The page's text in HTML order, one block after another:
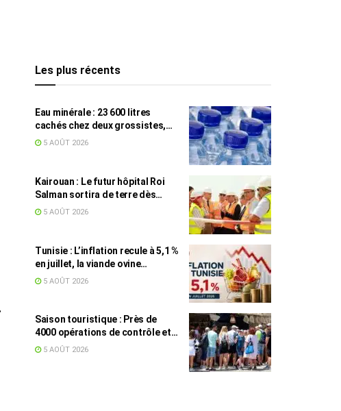
Les plus récents
Eau minérale : 23 600 litres
cachés chez deux grossistes,
les tensions persistent
5 AOÛT 2026
Kairouan : Le futur hôpital Roi
Salman sortira de terre dès
septembre
5 AOÛT 2026
Tunisie : L’inflation recule à 5,1 %
en juillet, la viande ovine
toujours en tête des hausses
5 AOÛT 2026
Saison touristique : Près de
4000 opérations de contrôle et
6,75 millions de dinars pour
5 AOÛT 2026